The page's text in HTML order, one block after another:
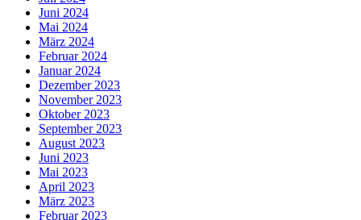
Juni 2024
Mai 2024
März 2024
Februar 2024
Januar 2024
Dezember 2023
November 2023
Oktober 2023
September 2023
August 2023
Juni 2023
Mai 2023
April 2023
März 2023
Februar 2023